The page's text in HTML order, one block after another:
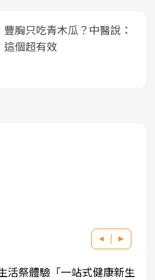
豐胸只吃青木瓜？中醫說：
這個超有效
活祭體驗「一站式健康新生